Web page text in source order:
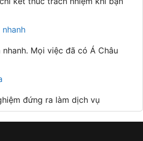
Mọi việc đã có Á Châu
đứng ra làm dịch vụ